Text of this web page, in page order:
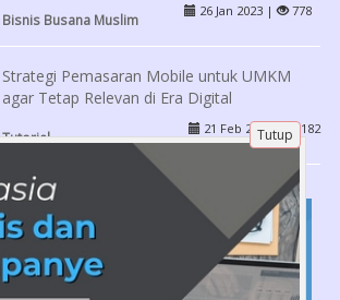
Bisnis Busana Muslim
26 Jan 2023 | 778
Strategi Pemasaran Mobile untuk UMKM
agar Tetap Relevan di Era Digital
Tutorial
21 Feb 2026 | 182
Tutup